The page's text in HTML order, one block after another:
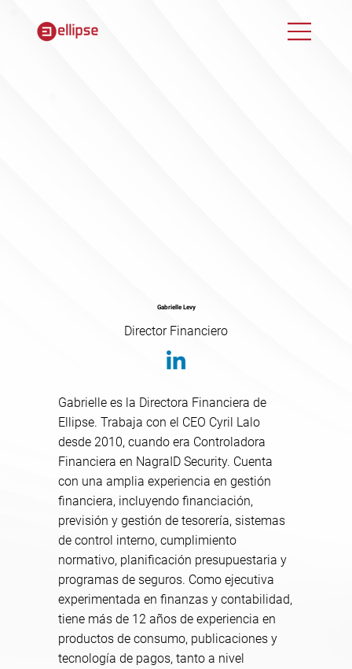
Gabrielle Levy
Director Financiero
Gabrielle es la Directora Financiera de
Ellipse. Trabaja con el CEO Cyril Lalo
desde 2010, cuando era Controladora
Financiera en NagraID Security. Cuenta
con una amplia experiencia en gestión
financiera, incluyendo financiación,
previsión y gestión de tesorería, sistemas
de control interno, cumplimiento
normativo, planificación presupuestaria y
programas de seguros. Como ejecutiva
experimentada en finanzas y contabilidad,
tiene más de 12 años de experiencia en
productos de consumo, publicaciones y
tecnología de pagos, tanto a nivel